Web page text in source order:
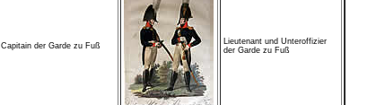
Capitain der Garde zu Fuß
Lieutenant und Unteroffizier
der Garde zu Fuß